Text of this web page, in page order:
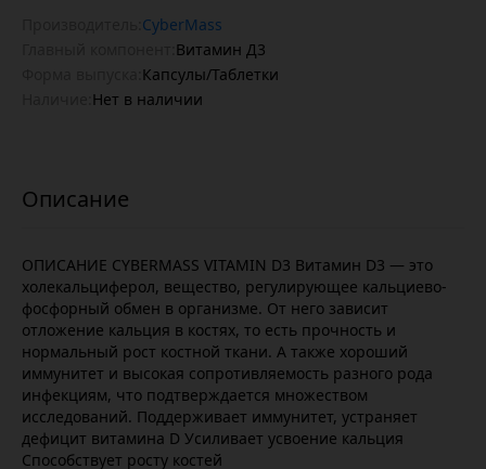
CyberMass
Витамин Д3
Капсулы/Таблетки
Нет в наличии
ОПИСАНИЕ CYBERMASS VITAMIN D3 Витамин D3 — это
холекальциферол, вещество, регулирующее кальциево-
фосфорный обмен в организме. От него зависит
отложение кальция в костях, то есть прочность и
нормальный рост костной ткани. А также хороший
иммунитет и высокая сопротивляемость разного рода
инфекциям, что подтверждается множеством
исследований. Поддерживает иммунитет, устраняет
дефицит витамина D Усиливает усвоение кальция
Способствует росту костей